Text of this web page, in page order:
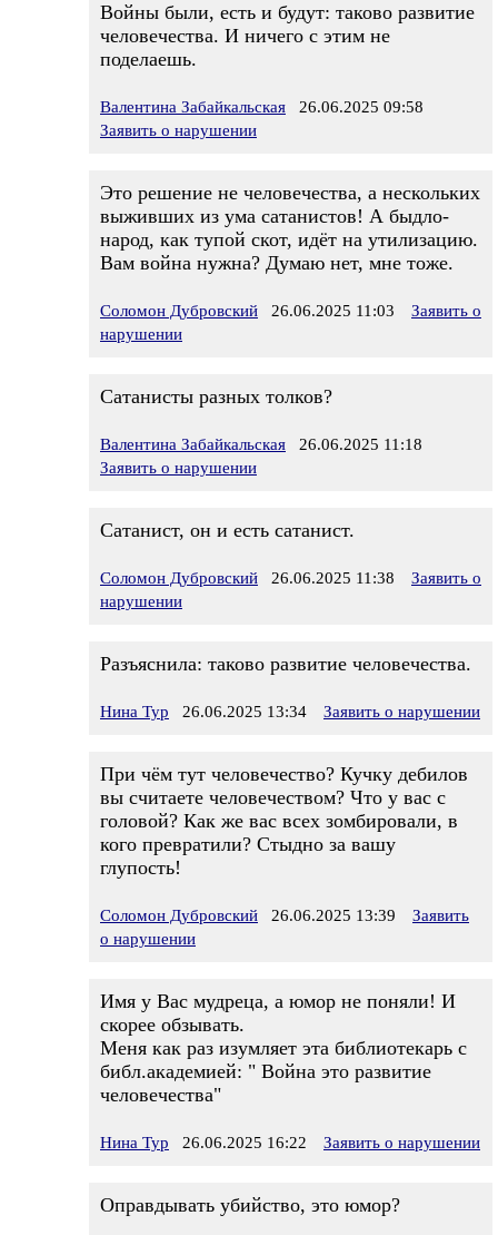
Войны были, есть и будут: таково развитие
человечества. И ничего с этим не
поделаешь.
Валентина Забайкальская 26.06.2025 09:58
Заявить о нарушении
Это решение не человечества, а нескольких
выживших из ума сатанистов! А быдло-
народ, как тупой скот, идёт на утилизацию.
Вам война нужна? Думаю нет, мне тоже.
Соломон Дубровский 26.06.2025 11:03
Заявить о
нарушении
Сатанисты разных толков?
Валентина Забайкальская 26.06.2025 11:18
Заявить о нарушении
Сатанист, он и есть сатанист.
Соломон Дубровский 26.06.2025 11:38
Заявить о
нарушении
Разъяснила: таково развитие человечества.
Нина Тур 26.06.2025 13:34 Заявить о нарушении
При чём тут человечество? Кучку дебилов
вы считаете человечеством? Что у вас с
головой? Как же вас всех зомбировали, в
кого превратили? Стыдно за вашу
глупость!
Соломон Дубровский 26.06.2025 13:39
Заявить
о нарушении
Имя у Вас мудреца, а юмор не поняли! И
скорее обзывать.
Меня как раз изумляет эта библиотекарь с
библ.академией: " Война это развитие
человечества"
Нина Тур 26.06.2025 16:22 Заявить о нарушении
Оправдывать убийство, это юмор?